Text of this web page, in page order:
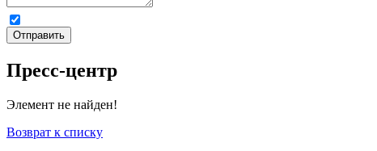
Отправить
Пресс-центр
Элемент не найден!
Возврат к списку